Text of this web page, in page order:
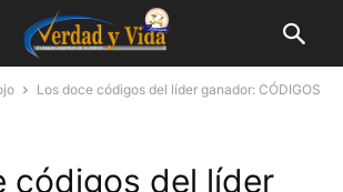
Los doce códigos del líder ganador: CÓDIGOS
códigos del líder